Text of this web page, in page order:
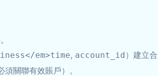
em>time, account_id ）建立
關聯有效賬戶）。